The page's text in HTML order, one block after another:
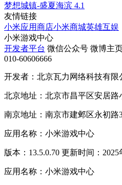
梦想城镇-盛夏海滨 4.1
友情链接
小米应用商店小米商城英雄互娱
小米游戏中心
开发者平台 微信公众号 微博主
010-60606666
开发者：北京瓦力网络科技有限
北京地址：北京市昌平区安居路
南京地址：南京市建邺区永初路
应用名称：小米游戏中心
版本：13.5.0.70 更新时间：2025
应用名称：小米游戏中心